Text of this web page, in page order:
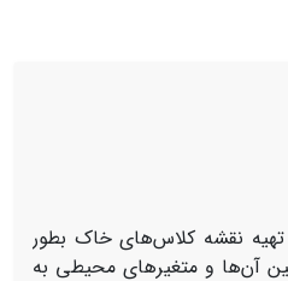
تهیه نقشه‌ کلاس‌های خاک بطور
آن‌ها و متغیرهای محیطی به